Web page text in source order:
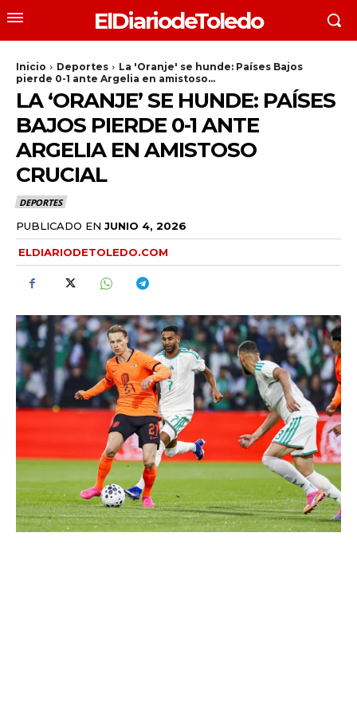
ElDiariodeToledo
Inicio Deportes
La 'Oranje' se hunde: Países Bajos
pierde 0-1 ante Argelia en amistoso...
LA ‘ORANJE’ SE HUNDE: PAÍSES
BAJOS PIERDE 0-1 ANTE
ARGELIA EN AMISTOSO
CRUCIAL
DEPORTES
PUBLICADO EN JUNIO 4, 2026
ELDIARIODETOLEDO.COM